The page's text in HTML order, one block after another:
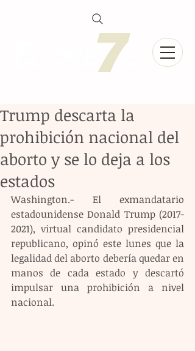
Trump descarta la
prohibición nacional del
aborto y se lo deja a los
estados
Washington.- El exmandatario
estadounidense Donald Trump (2017-
2021), virtual candidato presidencial
republicano, opinó este lunes que la
legalidad del aborto debería quedar en
manos de cada estado y descartó
impulsar una prohibición a nivel
nacional.